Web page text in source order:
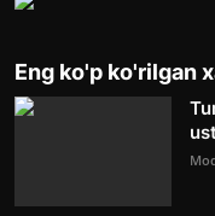
Eng ko'p ko'rilgan